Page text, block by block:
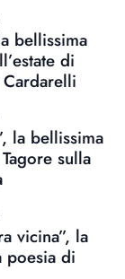
bellissima
di
la bellissima
sulla
vicina”, la
poesia di